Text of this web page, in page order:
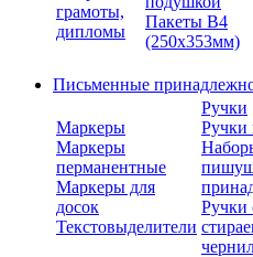
грамоты,
дипломы
Пакеты В4
(250х353мм)
Письменные
Маркеры
Маркеры
перманентные
Маркеры для
досок
Текстовыделители
Ручки
Ручки
Ручки